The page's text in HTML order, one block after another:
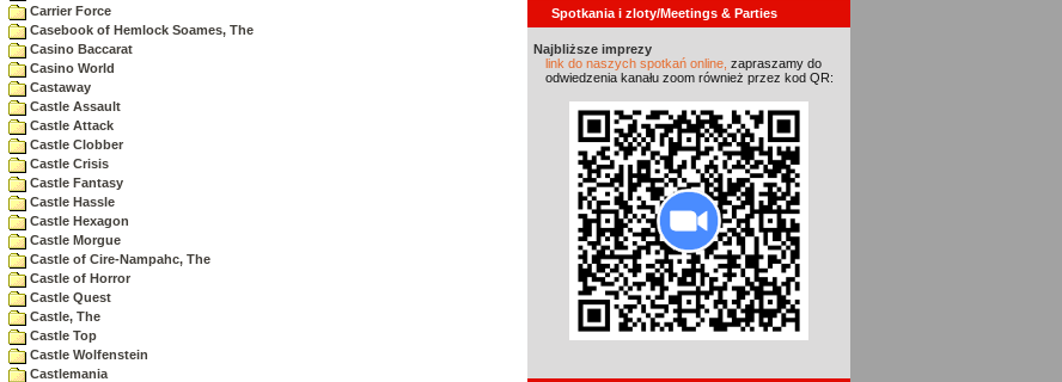
Carrier Force
Casebook of Hemlock Soames, The
Casino Baccarat
Casino World
Castaway
Castle Assault
Castle Attack
Castle Clobber
Castle Crisis
Castle Fantasy
Castle Hassle
Castle Hexagon
Castle Morgue
Castle of Cire-Nampahc, The
Castle of Horror
Castle Quest
Castle, The
Castle Top
Castle Wolfenstein
Castlemania
Spotkania i zloty/Meetings & Parties
Najbliższe imprezy
link do naszych spotkań online, zapraszamy do
odwiedzenia kanału zoom również przez kod QR: